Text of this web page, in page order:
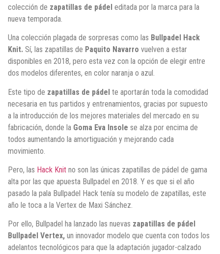
colección de zapatillas de pádel editada por la marca para la
nueva temporada.
Una colección plagada de sorpresas como las Bullpadel Hack
Knit. Sí, las zapatillas de Paquito Navarro vuelven a estar
disponibles en 2018, pero esta vez con la opción de elegir entre
dos modelos diferentes, en color naranja o azul.
Este tipo de zapatillas de pádel te aportarán toda la comodidad
necesaria en tus partidos y entrenamientos, gracias por supuesto
a la introducción de los mejores materiales del mercado en su
fabricación, donde la Goma Eva Insole se alza por encima de
todos aumentando la amortiguación y mejorando cada
movimiento.
Pero, las Hack Knit no son las únicas zapatillas de pádel de gama
alta por las que apuesta Bullpadel en 2018. Y es que si el año
pasado la pala Bullpadel Hack tenía su modelo de zapatillas, este
año le toca a la Vertex de Maxi Sánchez.
Por ello, Bullpadel ha lanzado las nuevas zapatillas de pádel
Bullpadel Vertex, un innovador modelo que cuenta con todos los
adelantos tecnológicos para que la adaptación jugador-calzado